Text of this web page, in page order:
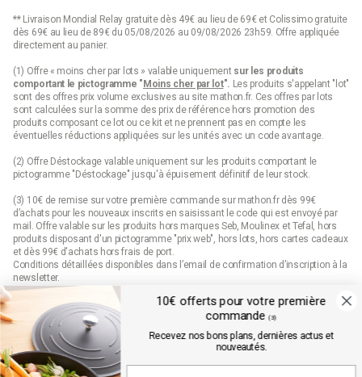
** Livraison Mondial Relay gratuite dès 49€ au lieu de 69€ et Colissimo gratuite
dès 69€ au lieu de 89€ du 05/08/2026 au 09/08/2026 23h59. Offre appliquée
directement au panier.
(1) Offre « moins cher par lots » valable uniquement sur les produits
comportant le pictogramme "Moins cher par lot". Les produits s'appelant "lot"
sont des offres prix volume exclusives au site mathon.fr. Ces offres par lots
sont calculées sur la somme des prix de référence hors promotion des
produits composant ce lot ou ce kit et ne prennent pas en compte les
éventuelles réductions appliquées sur les unités avec un code avantage.
(2) Offre Déstockage valable uniquement sur les produits comportant le
pictogramme "Déstockage" jusqu'à épuisement définitif de leur stock.
(3) 10€ de remise sur votre première commande sur mathon.fr dès 99€
d’achats pour les nouveaux inscrits en saisissant le code qui est envoyé par
mail. Offre valable sur les produits hors marques Seb, Moulinex et Tefal, hors
produits disposant d'un pictogramme "prix web", hors lots, hors cartes cadeaux
et dès 99€ d'achats hors frais de port.
Conditions détaillées disponibles dans l’email de confirmation d’inscription à la
newsletter.
(4) Offre « Prix web » valable uniquement sur les produits comportant le
pictogramme "prix web". Les produits indiqués "prix web" sont des offres
exclusives au site mathon.fr. Offre non applicable en magasin ou en catalogue.
10€ offerts pour votre première
commande (3)
Recevez nos bons plans, dernières actus et
nouveautés.